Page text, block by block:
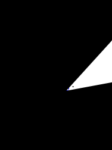
@multatulimuseum ·
2026. Diskusi Bung